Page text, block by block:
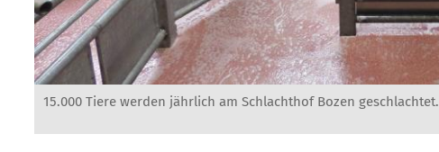
15.000 Tiere werden jährlich am Schlachthof Bozen geschlachtet.